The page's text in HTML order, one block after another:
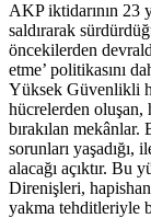
AKP iktidarının 23
saldırarak
öncekilerden
etme’ politikasını
Yüksek Güvenlikli
hücrelerden oluşan,
bırakılan mekânlar.
sorunları yaşadığı,
alacağı açıktır. Bu
Direnişleri,
yakma tehditleriyle